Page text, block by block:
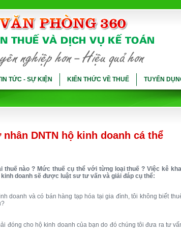
TỨC - SỰ KIỆN KIẾN THỨC VỀ THUẾ TUYỂN
DNTN hộ kinh doanh cá thể
thuế nào ? Mức thuế cụ thể với từng loại thuế ? Việc kê
doanh sẽ được luật sư tư vấn và giải đáp cụ thể:
doanh và có bán hàng tạp hóa tại gia đình, tôi không biết
đóng cho hộ kinh doanh của bạn do đó chúng tôi đưa ra tư